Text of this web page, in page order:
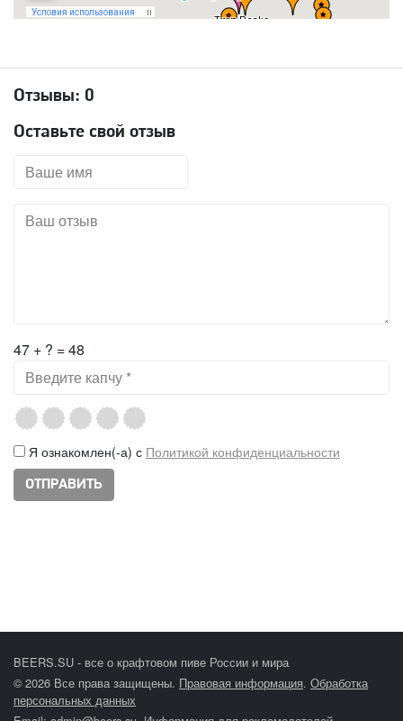
Отзывы: 0
Оставьте свой отзыв
47 + ? = 48
Я ознакомлен(-а) с Политикой конфиденциальности
BEERS.SU - все о крафтовом пиве России и мира
© 2026 Все права защищены. Правовая информация. Обработка
персональных данных